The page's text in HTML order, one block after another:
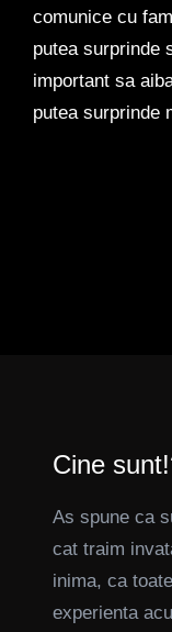
comunice cu
putea surprinde
important sa
putea surprinde
Cine
As spune ca
cat traim
inima, ca
experienta